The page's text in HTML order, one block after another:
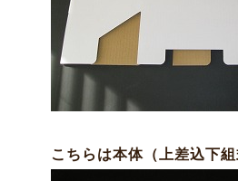
こちらは本体（上差込下